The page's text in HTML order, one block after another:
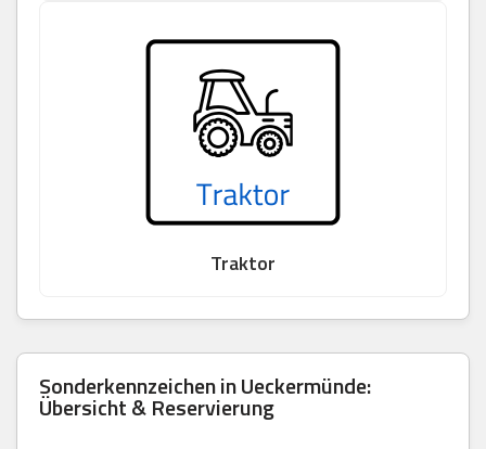
Traktor
Sonderkennzeichen in Ueckermünde:
Übersicht & Reservierung